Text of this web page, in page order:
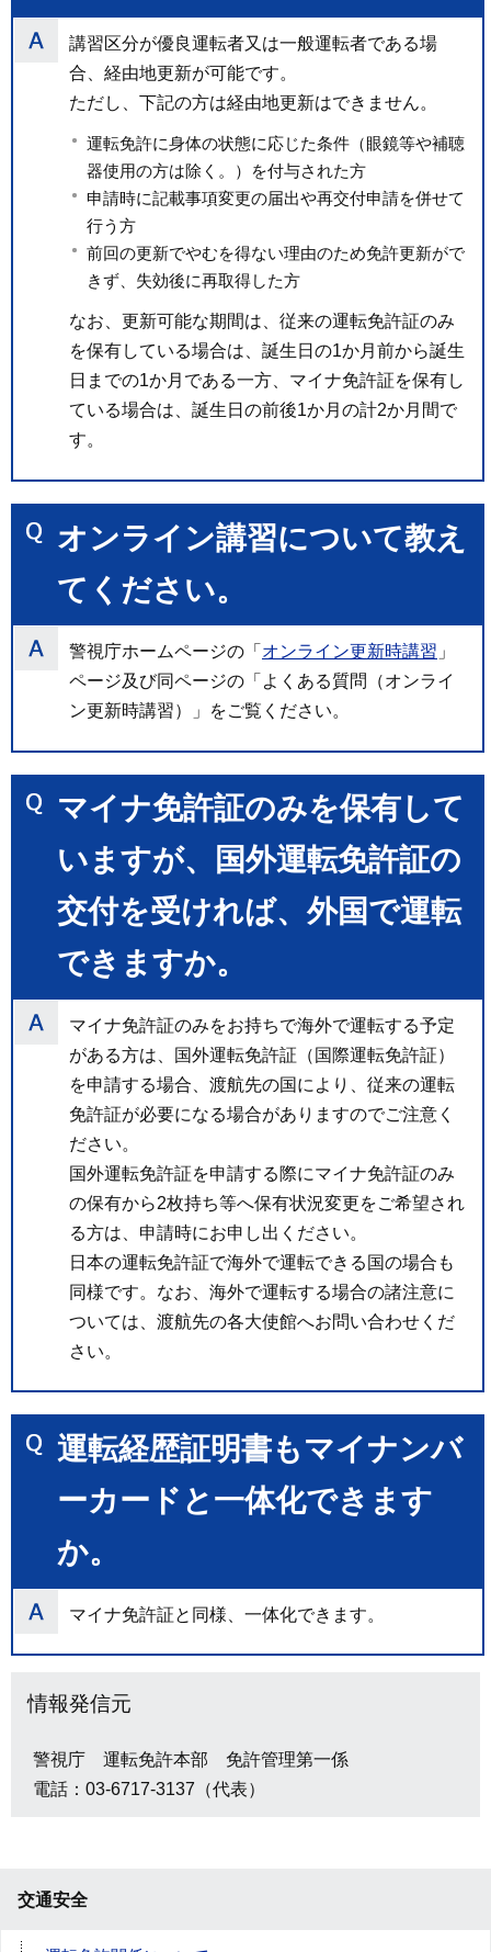
講習区分が優良運転者又は一般運転者である場
合、経由地更新が可能です。
ただし、下記の方は経由地更新はできません。
運転免許に身体の状態に応じた条件（眼鏡等や補聴
器使用の方は除く。）を付与された方
申請時に記載事項変更の届出や再交付申請を併せて
行う方
前回の更新でやむを得ない理由のため免許更新がで
きず、失効後に再取得した方
なお、更新可能な期間は、従来の運転免許証のみ
を保有している場合は、誕生日の1か月前から誕生
日までの1か月である一方、マイナ免許証を保有し
ている場合は、誕生日の前後1か月の計2か月間で
す。
オンライン講習について教え
てください。
警視庁ホームページの「 オンライン更新時講習 」
ページ及び同ページの「よくある質問（オンライ
ン更新時講習）」をご覧ください。
マイナ免許証のみを保有して
いますが、国外運転免許証の
交付を受ければ、外国で運転
できますか。
マイナ免許証のみをお持ちで海外で運転する予定
がある方は、国外運転免許証（国際運転免許証）
を申請する場合、渡航先の国により、従来の運転
免許証が必要になる場合がありますのでご注意く
ださい。
国外運転免許証を申請する際にマイナ免許証のみ
の保有から2枚持ち等へ保有状況変更をご希望され
る方は、申請時にお申し出ください。
日本の運転免許証で海外で運転できる国の場合も
同様です。なお、海外で運転する場合の諸注意に
ついては、渡航先の各大使館へお問い合わせくだ
さい。
運転経歴証明書もマイナンバ
ーカードと一体化できます
か。
マイナ免許証と同様、一体化できます。
情報発信元
警視庁 運転免許本部 免許管理第一係
電話：03-6717-3137（代表）
交通安全